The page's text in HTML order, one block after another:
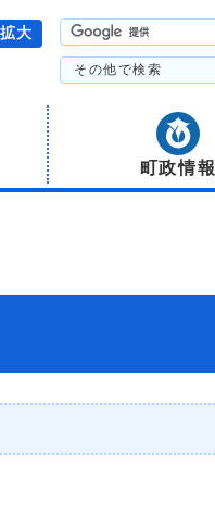
拡大
その他で検索
町政情報